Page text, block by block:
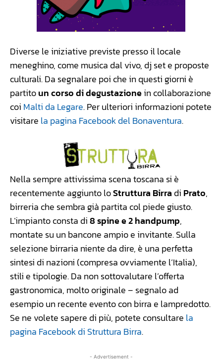
Diverse le iniziative previste presso il locale
meneghino, come musica dal vivo, dj set e proposte
culturali. Da segnalare poi che in questi giorni è
partitoun corso di degustazionein collaborazione
coi Malti da Legare. Per ulteriori informazioni potete
visitare la pagina Facebook del Bonaventura.
Nella sempre attivissima scena toscana si è
recentemente aggiunto loStruttura Birra di Prato,
birreria che sembra già partita col piede giusto.
L’impianto consta di8 spine e 2 handpump,
montate su un bancone ampio e invitante. Sulla
selezione birraria niente da dire, è una perfetta
sintesi di nazioni (compresa ovviamente l’Italia),
stili e tipologie. Da non sottovalutare l’offerta
gastronomica, molto originale – segnalo ad
esempio un recente evento con birra e lampredotto.
Se ne volete sapere di più, potete consultare la
pagina Facebook di Struttura Birra.
- Advertisement -